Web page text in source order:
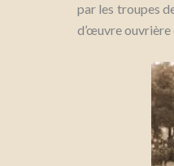
par les troupes
d’œuvre